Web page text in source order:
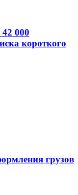
000
короткого
грузов